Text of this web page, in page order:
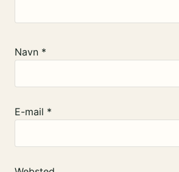
Navn *
E-mail *